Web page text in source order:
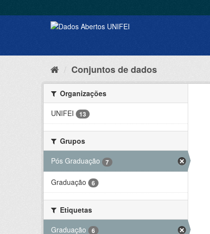
Conjuntos de dados
Organizações
UNIFEI
13
Grupos
Pós Graduação
7
Graduação 6
Etiquetas
Graduação
6